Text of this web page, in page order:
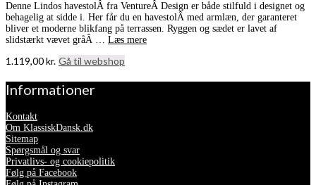
Denne Lindos havestolÂ fra VentureÂ Design er både stilfuld i designet og
behagelig at sidde i. Her får du en havestolÂ med armlæn, der garanteret
bliver et moderne blikfang på terrassen. Ryggen og sædet er lavet af
slidstærkt vævet gråÂ … Læs mere
1.119,00kr. Gå til webshop
Informationer
Kontakt
Om KlassiskDansk.dk
Sitemap
Spørgsmål og svar
Privatlivs- og cookiepolitik
Følg på Facebook